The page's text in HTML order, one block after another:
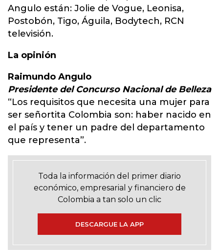
Angulo están: Jolie de Vogue, Leonisa,
Postobón, Tigo, Águila, Bodytech, RCN
televisión.
La opinión
Raimundo Angulo
Presidente del Concurso Nacional de Belleza
“Los requisitos que necesita una mujer para
ser señortita Colombia son: haber nacido en
el país y tener un padre del departamento
que representa”.
Toda la información del primer diario
económico, empresarial y financiero de
Colombia a tan solo un clic
DESCARGUE LA APP